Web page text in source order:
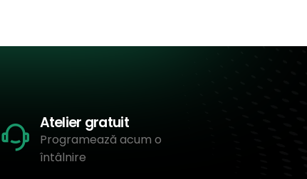
Atelier gratuit
Programează acum o
întâlnire